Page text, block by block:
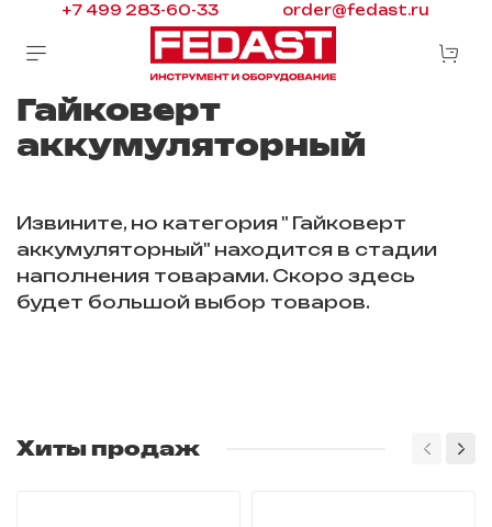
+7 499 283-60-33 order@fedast.ru
Гайковерт
аккумуляторный
Извините, но категория " Гайковерт
аккумуляторный" находится в стадии
наполнения товарами. Скоро здесь
будет большой выбор товаров.
Хиты продаж